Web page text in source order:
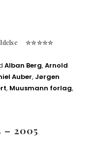
✮✮✮✮✮
Alban Berg, Arnold
Auber, Jørgen
, Muusmann forlag,
– 2005